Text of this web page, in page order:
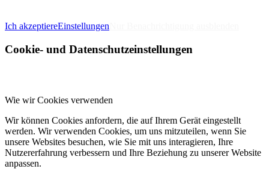
Ich akzeptiereEinstellungen
Cookie- und Datenschutzeinstellungen
Wie wir Cookies verwenden
Wir können Cookies anfordern, die auf Ihrem Gerät eingestellt
werden. Wir verwenden Cookies, um uns mitzuteilen, wenn Sie
unsere Websites besuchen, wie Sie mit uns interagieren, Ihre
Nutzererfahrung verbessern und Ihre Beziehung zu unserer Website
anpassen.